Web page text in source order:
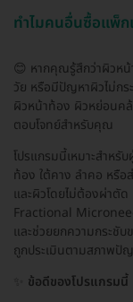
ทำไมคนอื่นซื้อแพ็ก
😊 หากคุณรู้สึกว่าผิวห
วัย หรือมีปัญหาผิวไม่กร
ผิวหน้าท้อง ผิวหย่อนค
ตอบโจทย์สำหรับคุณ
โปรแกรมนี้เหมาะสำห
ท้อง ใต้คาง ลำคอ หรื
และผิวโดยไม่ต้องผ่าตั
Fractional
และช่วยยกความกระชั
ถูกประเมินตามสภาพปั
ข้อดีของโปรแกรมนี้